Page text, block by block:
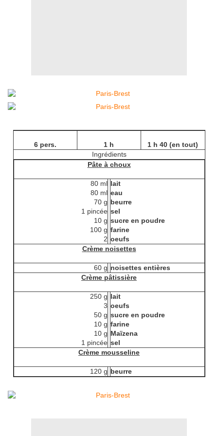
6 pers. 1 h
1 h 40 (en tout)
Ingrédients
Pâte à choux
80 ml
80 ml
70 g
1 pincée
10 g
100 g
2
lait
eau
beurre
sel
sucre en poudre
farine
oeufs
Crème noisettes
60 g noisettes entières
Crème pâtissière
250 g
3
50 g
10 g
10 g
1 pincée
lait
oeufs
sucre en poudre
farine
Maïzena
sel
Crème mousseline
120 g beurre